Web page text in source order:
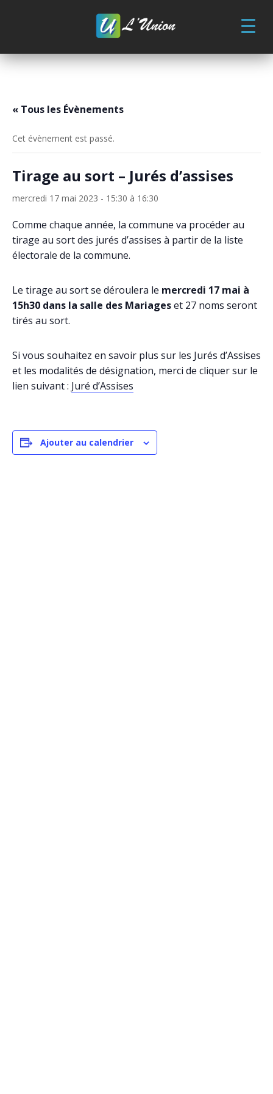
« Tous les Évènements
Cet évènement est passé.
Tirage au sort – Jurés d’assises
mercredi 17 mai 2023 - 15:30 à 16:30
Comme chaque année, la commune va procéder au
tirage au sort des jurés d’assises à partir de la liste
électorale de la commune.
Le tirage au sort se déroulera le mercredi 17 mai à
15h30 dans la salle des Mariageset 27 noms seront
tirés au sort.
Si vous souhaitez en savoir plus sur les Jurés d’Assises
et les modalités de désignation, merci de cliquer sur le
lien suivant : Juré d’Assises
Ajouter au calendrier